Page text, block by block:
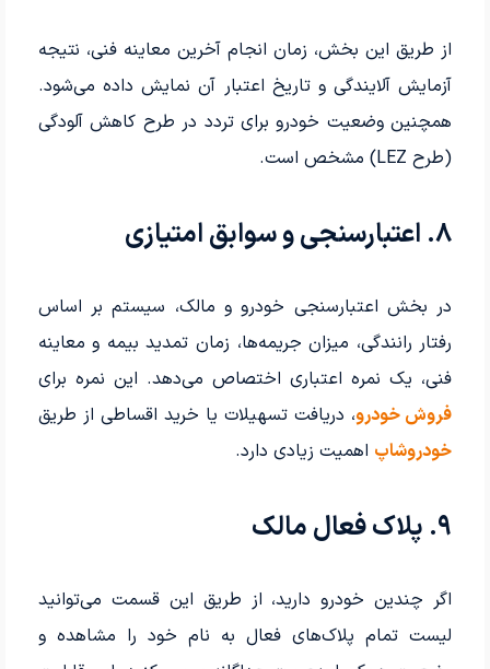
از طریق این بخش، زمان انجام آخرین معاینه فنی، نتیجه
آزمایش آلایندگی و تاریخ اعتبار آن نمایش داده می‌شود.
همچنین وضعیت خودرو برای تردد در طرح کاهش آلودگی
(طرح LEZ) مشخص است.
۸. اعتبارسنجی و سوابق امتیازی
در بخش اعتبارسنجی خودرو و مالک، سیستم بر اساس
رفتار رانندگی، میزان جریمه‌ها، زمان تمدید بیمه و معاینه
فنی، یک نمره اعتباری اختصاص می‌دهد. این نمره برای
فروش خودرو، دریافت تسهیلات یا خرید اقساطی از طریق
خودروشاپ اهمیت زیادی دارد.
۹. پلاک فعال مالک
اگر چندین خودرو دارید، از طریق این قسمت می‌توانید
لیست تمام پلاک‌های فعال به نام خود را مشاهده و